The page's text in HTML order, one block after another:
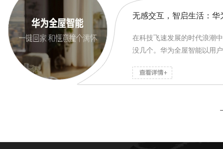
无感交互，智启生活：
在科技飞速发展的时代浪潮
没几个。华为全屋智能以用